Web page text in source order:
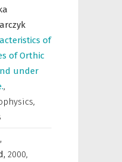
of
of Orthic
under
,
,
2000,